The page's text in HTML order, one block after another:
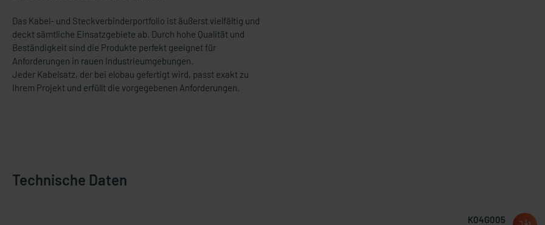
Das Kabel- und Steckverbinderportfolio ist äußerst vielfältig und
deckt sämtliche Einsatzgebiete ab. Durch hohe Qualität und
Beständigkeit sind die Produkte perfekt geeignet für
Anforderungen in rauen Industrieumgebungen.
Jeder Kabelsatz, der bei elobau gefertigt wird, passt exakt zu
Ihrem Projekt und erfüllt die vorgegebenen Anforderungen.
Technische Daten
K04G005